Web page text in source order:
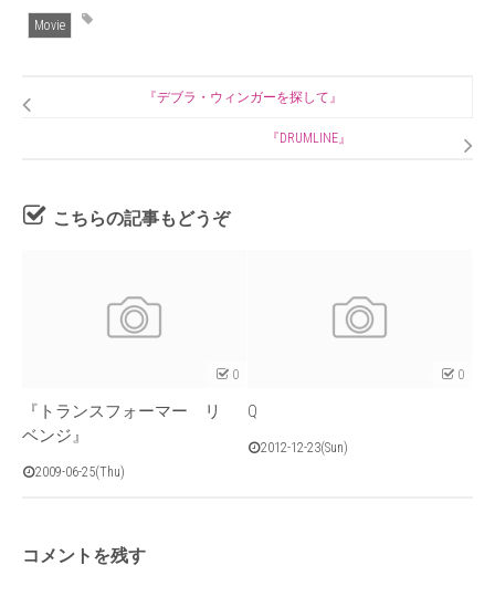
Movie
『デブラ・ウィンガーを探して』
『DRUMLINE』
こちらの記事もどうぞ
0
『トランスフォーマー リ
ベンジ』
2009-06-25(Thu)
0
Q
2012-12-23(Sun)
コメントを残す